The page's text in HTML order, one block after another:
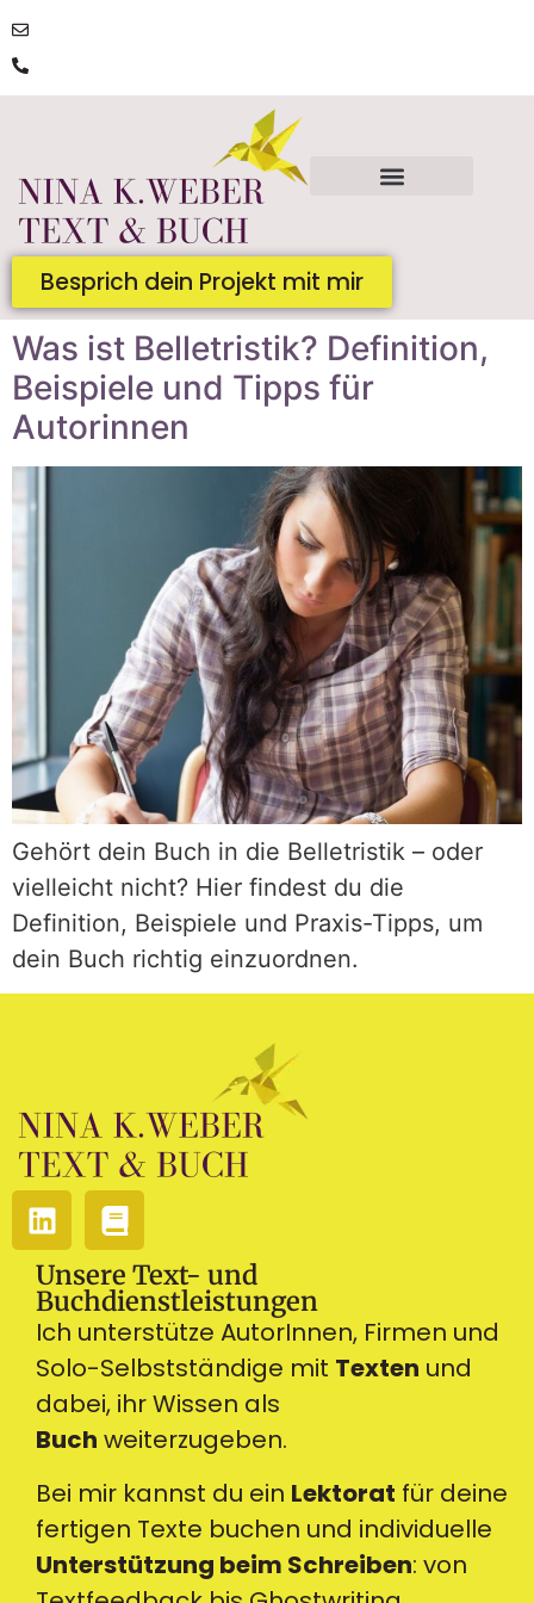
Besprich dein Projekt mit mir
Was ist Belletristik? Definition,
Beispiele und Tipps für
Autorinnen
Gehört dein Buch in die Belletristik – oder
vielleicht nicht? Hier findest du die
Definition, Beispiele und Praxis-Tipps, um
dein Buch richtig einzuordnen.
Ich unterstütze AutorInnen, Firmen und
Solo-Selbstständige mit Texten und
dabei, ihr Wissen als
Buch weiterzugeben.
Bei mir kannst du ein Lektorat für deine
fertigen Texte buchen und individuelle
Unterstützung beim Schreiben: von
Unsere Text- und
Buchdienstleistungen